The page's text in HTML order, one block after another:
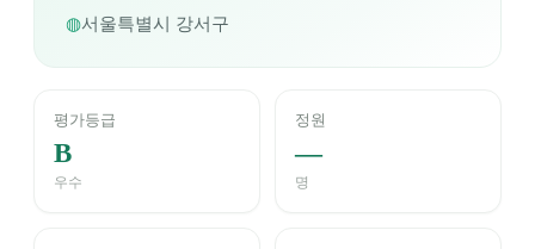
◍서울특별시 강서구
평가등급
B
우수
정원
—
명